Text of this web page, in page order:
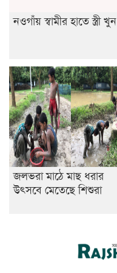
নওগাঁয় স্বামীর হাতে স্ত্রী খুন
জলভরা মাঠে মাছ ধরার
উৎসবে মেতেছে শিশুরা